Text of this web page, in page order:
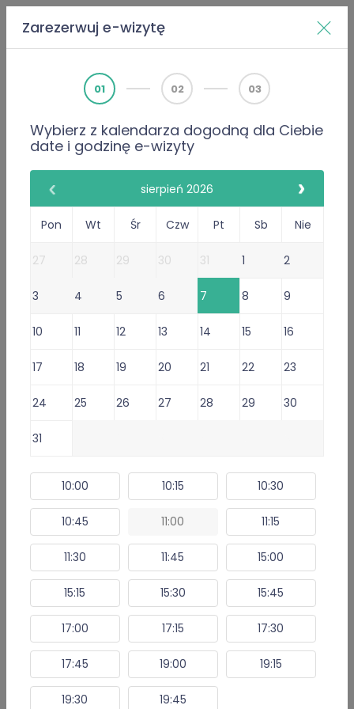
Doktorzy Specjalistyczna Praktyka Lekarska
PWZ 2506815
Lekarz
Specjalistyczna Praktyka
Lekarska Henryk Fortuniak
354 Opinie
Praktyka Lekarska
Przyjmuje w: Sob, Pon, Wt, Śr,
, Czw, Ndz
Wystawiam
recepty
Lekarz oferuje usługi:
Konsultacja lekarska: kwalifikacja do terapii konopnej -
199 zł
Umów e-Wizytę (Wybierz termin)
Informacje i usługi online
Artykuły
Zarezerwuj e-wizytę
01 02 03
Wybierz z kalendarza dogodną dla Ciebie
date i godzinę e-wizyty
sierpień 2026
Pon Wt Śr Czw Pt Sb Nie
27 28 29 30 31 1 2
3 4 5 6 7 8 9
10 11 12 13 14 15 16
17 18 19 20 21 22 23
24 25 26 27 28 29 30
31
10:00 10:15 10:30
10:45 11:00 11:15
11:30 11:45 15:00
15:15 15:30 15:45
17:00 17:15 17:30
17:45 19:00 19:15
19:30 19:45